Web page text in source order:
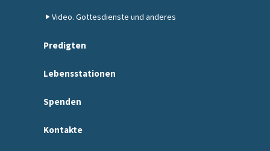
Video. Gottesdienste und anderes
Predigten
Lebensstationen
Spenden
Kontakte